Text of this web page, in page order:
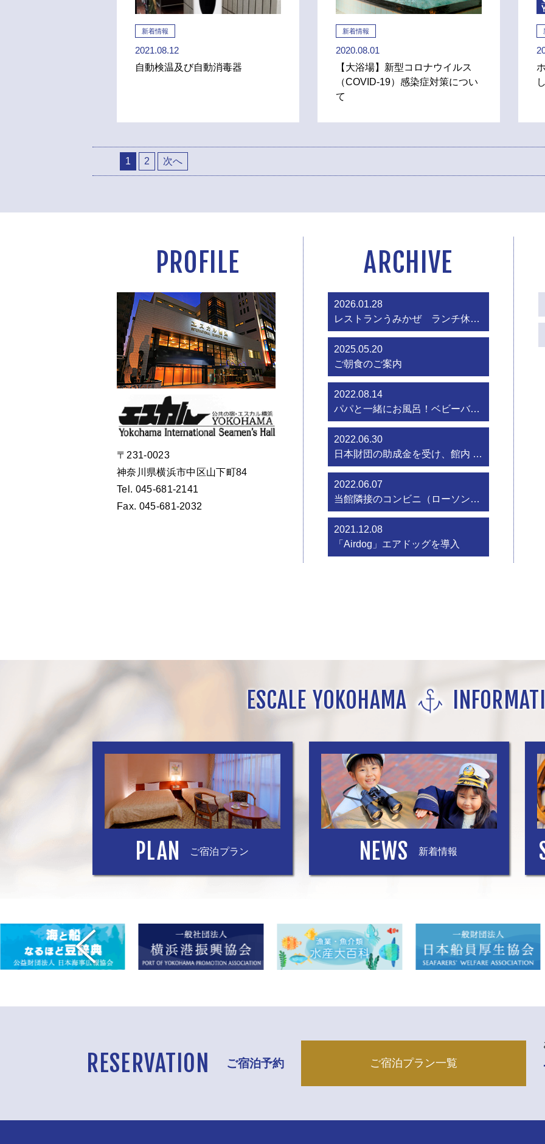
新着情報
2021.08.12
自動検温及び自動消毒器
新着情報
2020.08.01
【大浴場】新型コロナウイルス
（COVID-19）感染症対策につい
て
1 2 次へ
PROFILE
〒231-0023
神奈川県横浜市中区山下町84
Tel. 045-681-2141
Fax. 045-681-2032
ARCHIVE
2026.01.28
レストランうみかぜ ランチ休業のお知らせ
2025.05.20
ご朝食のご案内
2022.08.14
パパと一緒にお風呂！ベビーバスと子供用お風呂セットをご用意致しました！
2022.06.30
日本財団の助成金を受け、館内 各階のフロアーを抗菌壁紙に貼り替えました
2022.06.07
当館隣接のコンビニ（ローソン）閉店のお知らせ
2021.12.08
「Airdog」エアドッグを導入
ESCALE YOKOHAMA
PLAN ご宿泊プラン NEWS 新着情報
RESERVATION ご宿泊予約 ご宿泊プラン一覧